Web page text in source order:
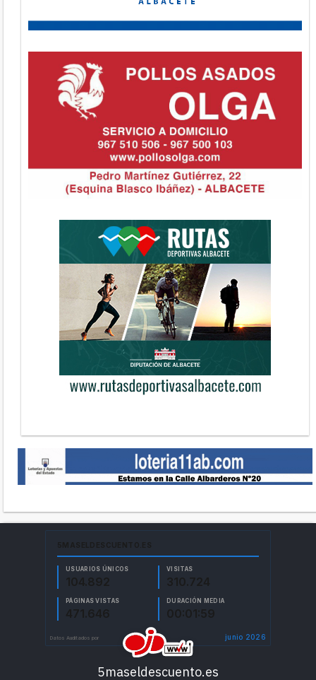
5maseldescuento.es